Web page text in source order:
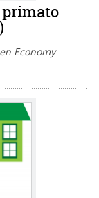
primato
Economy